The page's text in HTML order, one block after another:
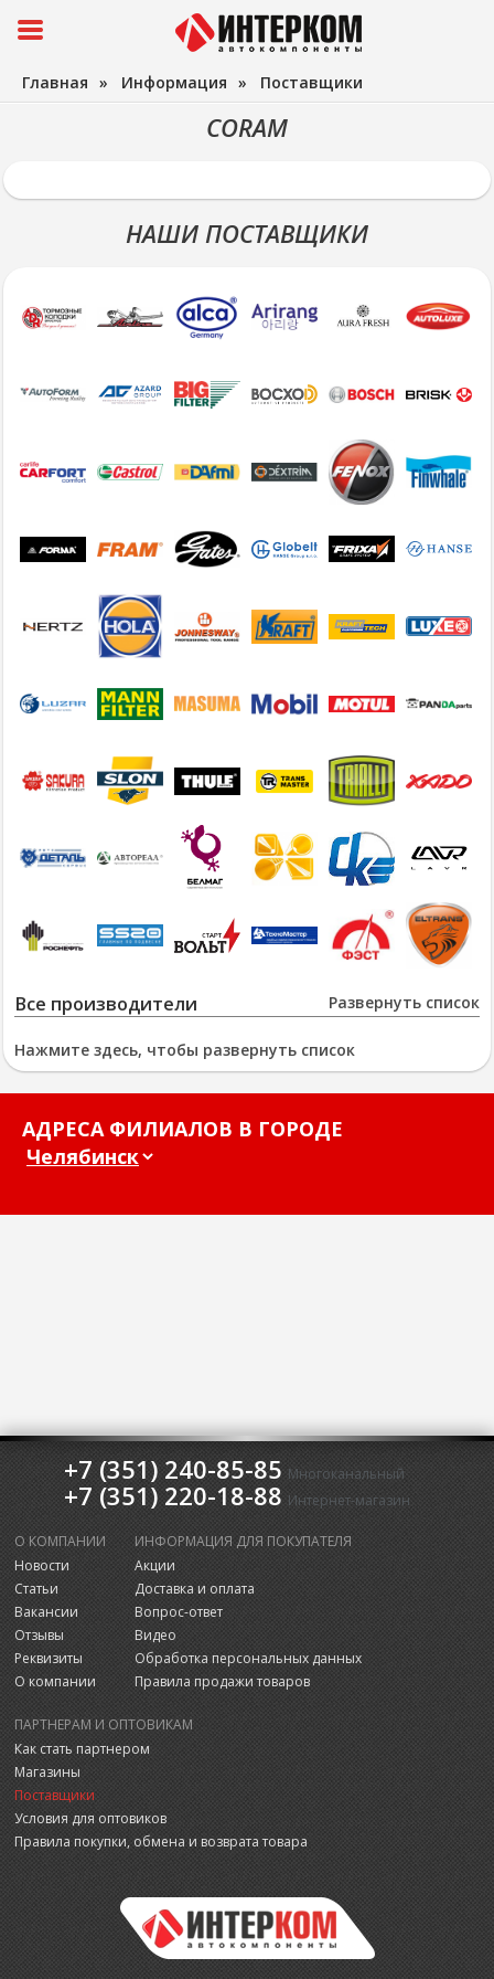
Главная » Информация » Поставщики
CORAM
НАШИ ПОСТАВЩИКИ
Развернуть список
Все производители
Нажмите здесь, чтобы развернуть список
АДРЕСА ФИЛИАЛОВ В ГОРОДЕ
+7 (351) 240-85-85 Многоканальный
+7 (351) 220-18-88 Интернет-магазин
О КОМПАНИИ
Новости
Статьи
Вакансии
Отзывы
Реквизиты
О компании
ИНФОРМАЦИЯ ДЛЯ ПОКУПАТЕЛЯ
Акции
Доставка и оплата
Вопрос-ответ
Видео
Обработка персональных данных
Правила продажи товаров
ПАРТНЕРАМ И ОПТОВИКАМ
Как стать партнером
Магазины
Поставщики
Условия для оптовиков
Правила покупки, обмена и возврата товара